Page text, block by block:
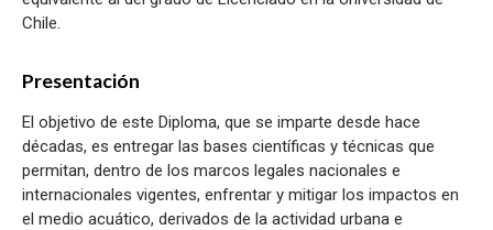
Chile.
Presentación
El objetivo de este Diploma, que se imparte desde hace
décadas, es entregar las bases científicas y técnicas que
permitan, dentro de los marcos legales nacionales e
internacionales vigentes, enfrentar y mitigar los impactos en
el medio acuático, derivados de la actividad urbana e